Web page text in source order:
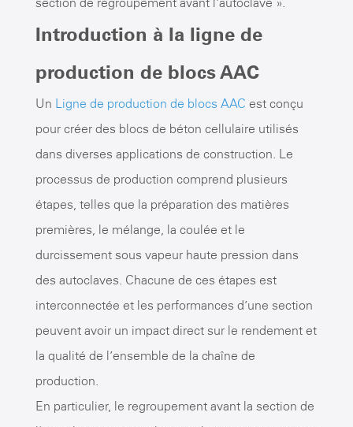
Introduction à la ligne de
production de blocs AAC
Un Ligne de production de blocs AAC est conçu
pour créer des blocs de béton cellulaire utilisés
dans diverses applications de construction. Le
processus de production comprend plusieurs
étapes, telles que la préparation des matières
premières, le mélange, la coulée et le
durcissement sous vapeur haute pression dans
des autoclaves. Chacune de ces étapes est
interconnectée et les performances d’une section
peuvent avoir un impact direct sur le rendement et
la qualité de l’ensemble de la chaîne de
production.
En particulier, le regroupement avant la section de